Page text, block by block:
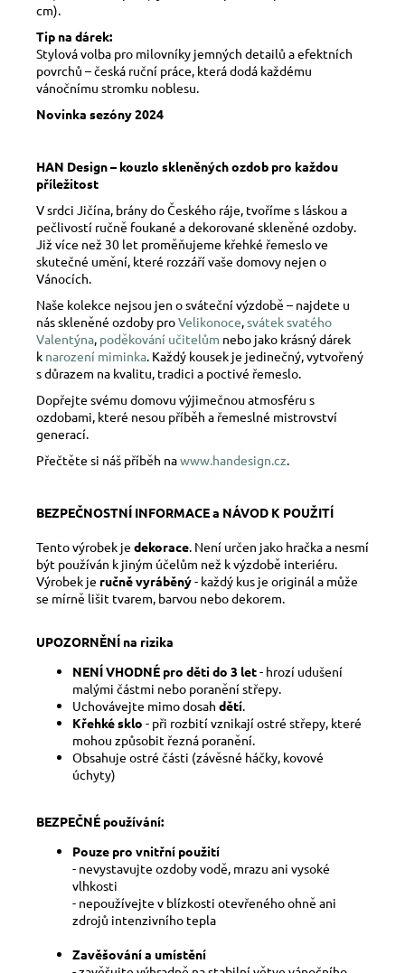
cm).
Tip na dárek:
Stylová volba pro milovníky jemných detailů a efektních
povrchů – česká ruční práce, která dodá každému
vánočnímu stromku noblesu.
Novinka sezóny 2024
HAN Design – kouzlo skleněných ozdob pro každou
příležitost
V srdci Jičína, brány do Českého ráje, tvoříme s láskou a
pečlivostí ručně foukané a dekorované skleněné ozdoby.
Již více než 30 let proměňujeme křehké řemeslo ve
skutečné umění, které rozzáří vaše domovy nejen o
Vánocích.
Naše kolekce nejsou jen o sváteční výzdobě – najdete u
nás skleněné ozdoby proVelikonoce,svátek svatého
Valentýna, poděkování učitelům nebo jako krásný dárek
k narození miminka. Každý kousek je jedinečný, vytvořený
s důrazem na kvalitu, tradici a poctivé řemeslo.
Dopřejte svému domovu výjimečnou atmosféru s
ozdobami, které nesou příběh a řemeslné mistrovství
generací.
Přečtěte si náš příběh nawww.handesign.cz.
BEZPEČNOSTNÍ INFORMACE a NÁVOD K POUŽITÍ
Tento výrobek je dekorace. Není určen jako hračka a nesmí
být používán k jiným účelům než k výzdobě interiéru.
Výrobek je ručně vyráběný- každý kus je originál a může
se mírně lišit tvarem, barvou nebo dekorem.
UPOZORNĚNÍ na rizika
NENÍ VHODNÉ pro děti do 3 let- hrozí udušení
malými částmi nebo poranění střepy.
Uchovávejte mimo dosah dětí.
Křehké sklo - při rozbití vznikají ostré střepy, které
mohou způsobit řezná poranění.
Obsahuje ostré části (závěsné háčky, kovové
úchyty)
BEZPEČNÉ používání:
Pouze pro vnitřní použití
- nevystavujte ozdoby vodě, mrazu ani vysoké
vlhkosti
- nepoužívejte v blízkosti otevřeného ohně ani
zdrojů intenzivního tepla
Zavěšování a umístění